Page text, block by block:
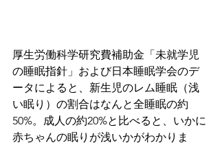
厚生労働科学研究費補助金「未就学児
の睡眠指針」および日本睡眠学会のデ
ータによると、新生児のレム睡眠（浅
い眠り）の割合はなんと全睡眠の約
50%。成人の約20%と比べると、いかに
赤ちゃんの眠りが浅いかがわかりま